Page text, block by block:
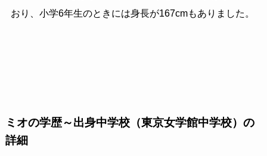
おり、小学6年生のときには身長が167cmもありました。
ミオの学歴～出身中学校（東京女学館中学校）の
詳細